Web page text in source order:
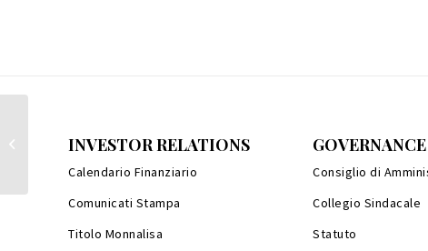
INVESTOR RELATIONS
Calendario Finanziario
Comunicati Stampa
Titolo Monnalisa
GOVERNANCE
Consiglio di
Collegio Sindacale
Statuto
Consolidata al 30 giugno 2019